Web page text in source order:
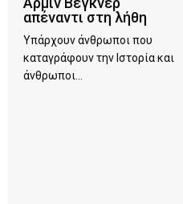
απέναντι στη λήθη
Υπάρχουν άνθρωποι που
καταγράφουν την Ιστορία και
άνθρωποι...